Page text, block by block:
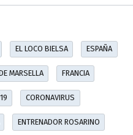
EL LOCO BIELSA ESPAÑA
MARSELLA FRANCIA
CORONAVIRUS
ENTRENADOR ROSARINO